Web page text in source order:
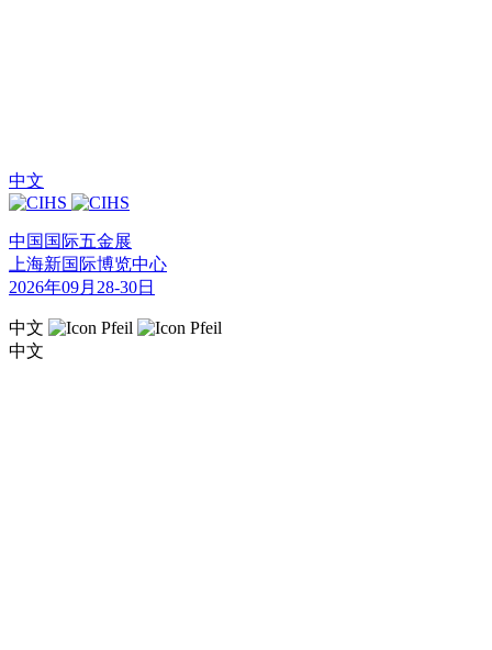
中文
中国国际五金展
上海新国际博览中心
2026年09月28-30日
中文
中文